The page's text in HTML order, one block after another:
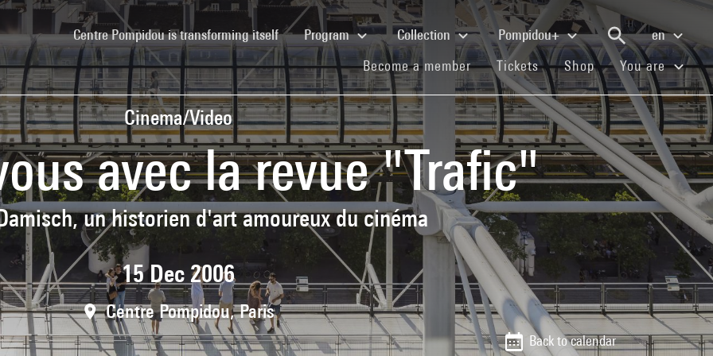
Centre Pompidou is transforming itself(current)Program Collection Pompidou+
en
Become a member(current)
Tickets(current)
Shop(current)You are
Cinema/Video
avec la revue "Trafic"
un historien d'art amoureux du cinéma
15 Dec 2006
Centre Pompidou, Paris
Back to calendar